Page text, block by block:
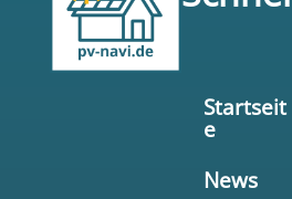
Startseit
e
News